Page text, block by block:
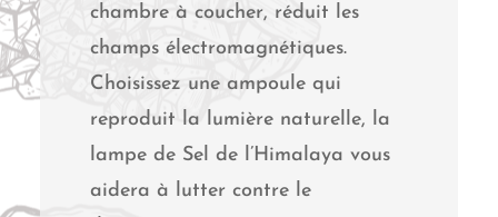
chambre à coucher, réduit les
champs électromagnétiques.
Choisissez une ampoule qui
reproduit la lumière naturelle, la
lampe de Sel de l’Himalaya vous
aidera à lutter contre le